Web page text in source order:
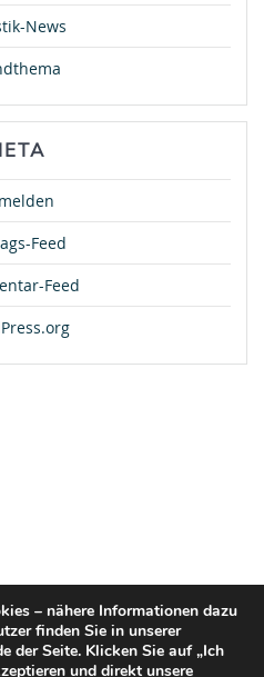
News
Feed
Feed
– nähere Informationen dazu
finden Sie in unserer
der Seite. Klicken Sie auf „Ich
und direkt unsere